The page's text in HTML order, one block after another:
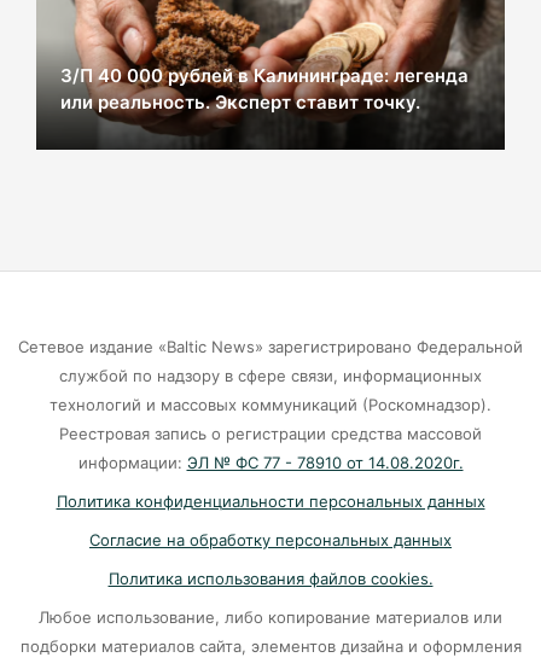
Сказка, которую не захотели смотреть:
история провала «Колобка»
07-08-2026
В Калининграде из-за ямочного ремонта на К.
Маркса гибнут липы
07-08-2026
подталкивает к депрессии
07-08-2026
Убийцу участника СВО в Балтийске посадили
на 10 лет
З/П 40 000 рублей в Калининграде: легенда
или реальность. Эксперт ставит точку.
Сетевое издание «Baltic News» зарегистрировано Федеральной
службой по надзору в сфере связи, информационных
технологий и массовых коммуникаций (Роскомнадзор).
Реестровая запись о регистрации средства массовой
информации: ЭЛ № ФС 77 - 78910 от 14.08.2020г.
Политика конфиденциальности персональных данных
Согласие на обработку персональных данных
Политика использования файлов cookies.
Любое использование, либо копирование материалов или
подборки материалов сайта, элементов дизайна и оформления